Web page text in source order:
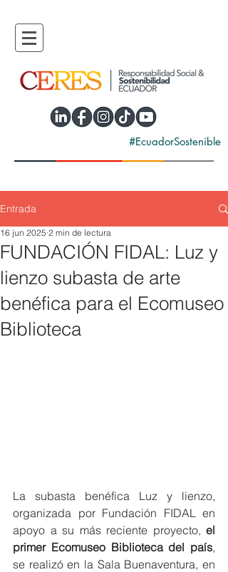
#EcuadorSostenible
Entrada
FUNDACIÓN FIDAL: Luz y
lienzo subasta de arte
benéfica para el Ecomuseo
Biblioteca
16 jun 2025 2 min de lectura
La subasta benéfica Luz y lienzo,
organizada por Fundación FIDAL en
apoyo a su más reciente proyecto, el
primer Ecomuseo Biblioteca del país,
se realizó en la Sala Buenaventura, en